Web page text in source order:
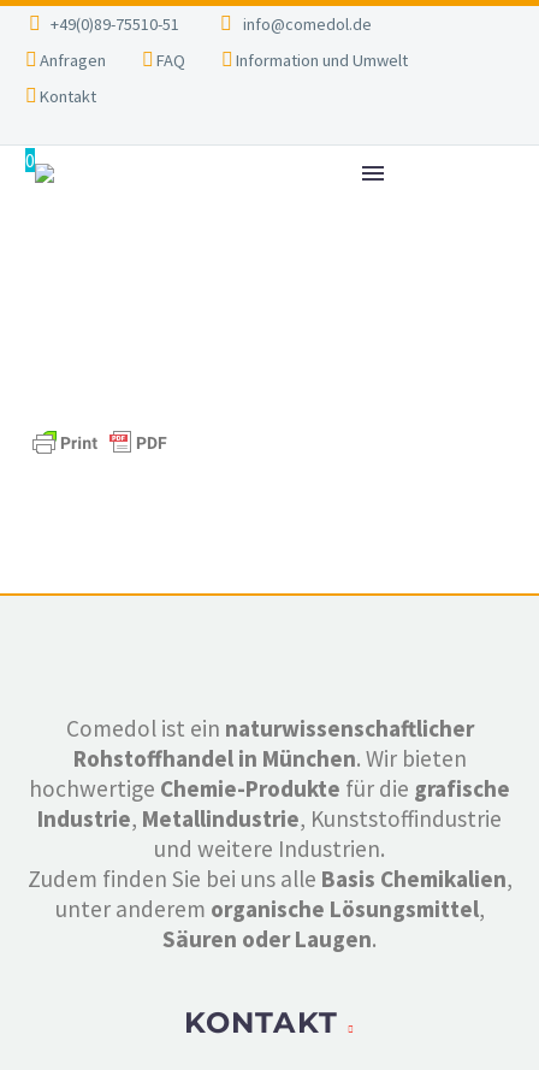
+49(0)89-75510-51
info@comedol.de
Anfragen
FAQ
Information und Umwelt
Kontakt
0
Comedol ist ein naturwissenschaftlicher
Rohstoffhandel in München. Wir bieten
hochwertige Chemie-Produkte für die grafische
Industrie, Metallindustrie, Kunststoffindustrie
und weitere Industrien.
Zudem finden Sie bei uns alle Basis Chemikalien,
unter anderem organische Lösungsmittel,
Säuren oder Laugen.
KONTAKT